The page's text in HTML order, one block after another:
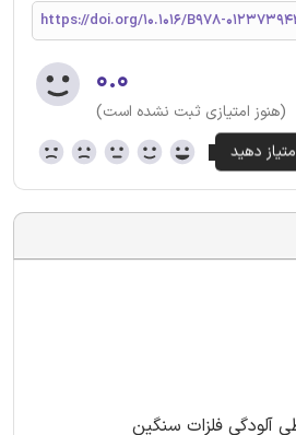
https://doi.org/10.1016/B978-
۰.۰
(هنوز امتیازی ثبت نشده است)
فلزات سنگین